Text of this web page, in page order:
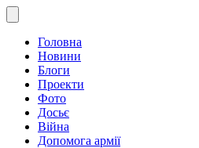
Головна
Новини
Блоги
Проекти
Фото
Досьє
Війна
Допомога армії